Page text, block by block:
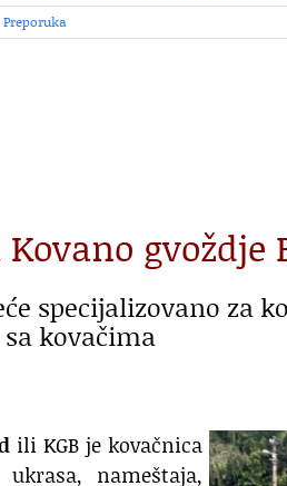
Preporuka
gvoždje
specijalizovano za
sa kovačima
ili KGB je kovačnica
nameštaja,